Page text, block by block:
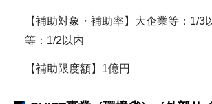
【補助対象・補助率】大企業等：1/3
等：1/2以内
【補助限度額】1億円